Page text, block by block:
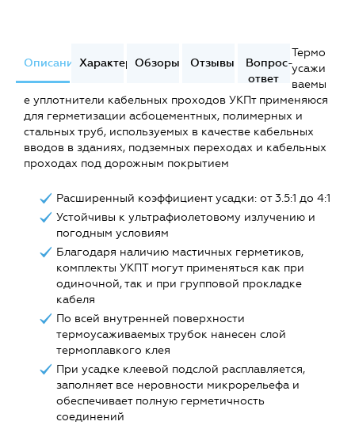
ОписаниеХарактеристики
Обзоры Отзывы
Вопрос-
ответ
Термо
усажи
ваемы
е уплотнители кабельных проходов УКПт применяюся
для герметизации асбоцементных, полимерных и
стальных труб, используемых в качестве кабельных
вводов в зданиях, подземных переходах и кабельных
проходах под дорожным покрытием
Расширенный коэффициент усадки: от 3.5:1 до 4:1
Устойчивы к ультрафиолетовому излучению и
погодным условиям
Благодаря наличию мастичных герметиков,
комплекты УКПТ могут применяться как при
одиночной, так и при групповой прокладке
кабеля
По всей внутренней поверхности
термоусаживаемых трубок нанесен слой
термоплавкого клея
При усадке клеевой подслой расплавляется,
заполняет все неровности микрорельефа и
обеспечивает полную герметичность
соединений